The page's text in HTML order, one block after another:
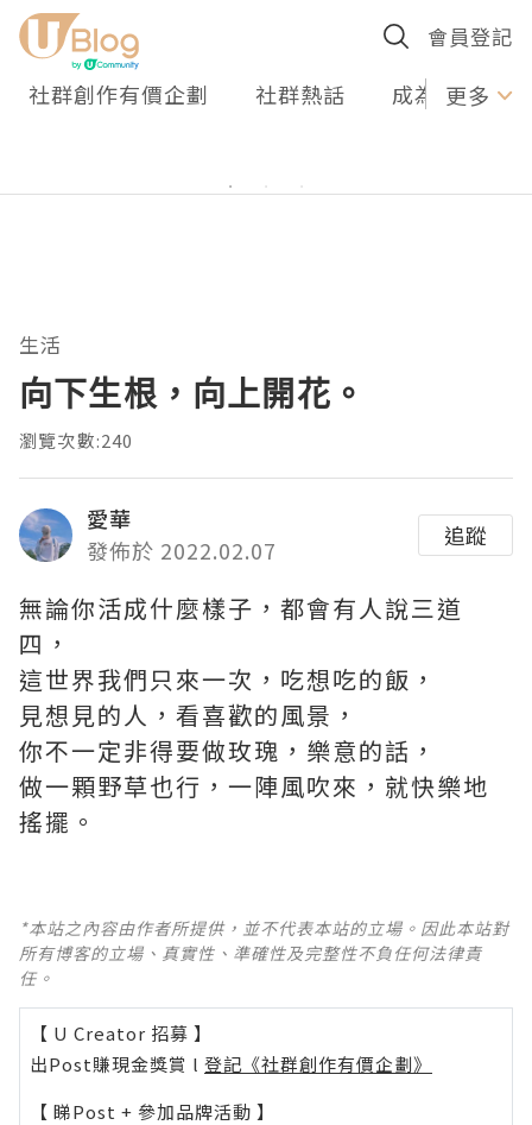
會員登記
社群創作有價企劃 社群熱話 成為U更多
生活
向下生根，向上開花。
瀏覽次數:240
愛華
發佈於 2022.02.07
追蹤
無論你活成什麼樣子，都會有人說三道
四，
這世界我們只來一次，吃想吃的飯，
見想見的人，看喜歡的風景，
你不一定非得要做玫瑰，樂意的話，
做一顆野草也行，一陣風吹來，就快樂地
搖擺。 ​ ​​​
*本站之內容由作者所提供，並不代表本站的立場。因此本站對
所有博客的立場、真實性、準確性及完整性不負任何法律責
任。
【 U Creator 招募 】
出Post賺現金獎賞 l 登記《社群創作有價企劃》
【 睇Post + 參加品牌活動 】